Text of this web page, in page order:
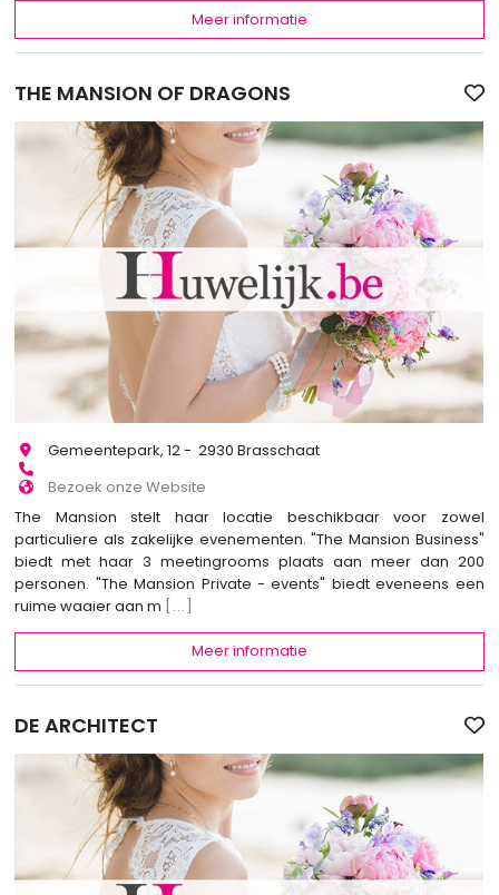
Meer informatie
THE MANSION OF DRAGONS
Gemeentepark, 12 - 2930 Brasschaat
Bezoek onze Website
The Mansion stelt haar locatie beschikbaar voor zowel
particuliere als zakelijke evenementen. "The Mansion Business"
biedt met haar 3 meetingrooms plaats aan meer dan 200
personen. "The Mansion Private - events" biedt eveneens een
ruime waaier aan m [...]
Meer informatie
DE ARCHITECT